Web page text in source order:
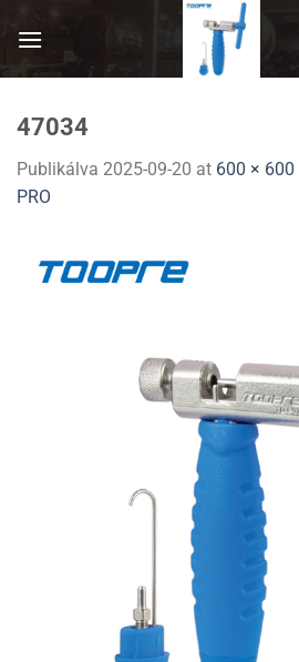
47034
Publikálva 2025-09-20 at 600 × 600
PRO